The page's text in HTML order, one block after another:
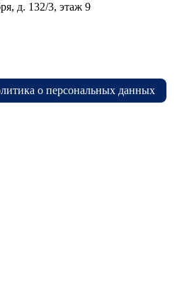
д. 132/3, этаж 9
о персональных данных